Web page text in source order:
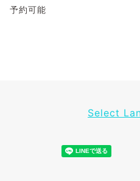
予約可能
Select